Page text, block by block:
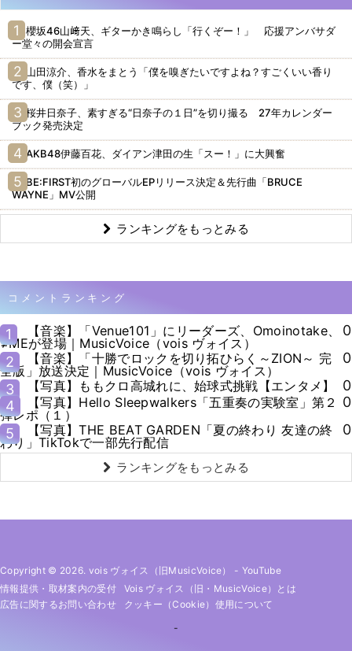
櫻坂46山﨑天、ギターかき鳴らし「行くぞー！」 応援アンバサダ
ー堂々の開会宣言
山田涼介、香水をまとう「僕を嗅ぎたいですよね？すごくいい香り
です、僕（笑）」
桜井日奈子、素すぎる“日奈子の１日”を切り撮る 27年カレンダー
ブック発売決定
AKB48伊藤百花、ダイアン津田の生「スー！」に大興奮
BE:FIRST初のグローバルEPリリース決定＆先行曲「BRUCE
WAYNE」MV公開
ランキングをもっとみる
コメントランキング
1
【音楽】「Venue101」にリーダーズ、Omoinotake、
≠MEが登場｜MusicVoice（vois ヴォイス）
0
2
【音楽】「十勝でロックを切り拓ひらく～ZION～ 完
全版」放送決定｜MusicVoice（vois ヴォイス）
0
3
【写真】ももクロ高城れに、始球式挑戦【エンタメ】
0
4
【写真】Hello Sleepwalkers「五重奏の実験室」第２
弾レポ（１）
0
5
【写真】THE BEAT GARDEN「夏の終わり 友達の終
わり」TikTokで一部先行配信
0
ランキングをもっとみる
Copyright © 2026. vois ヴォイス（旧MusicVoice） - YouTube
情報提供・取材案内の受付
Vois ヴォイス（旧・MusicVoice）とは
広告に関するお問い合わせ
クッキー（cookie）使用について
-